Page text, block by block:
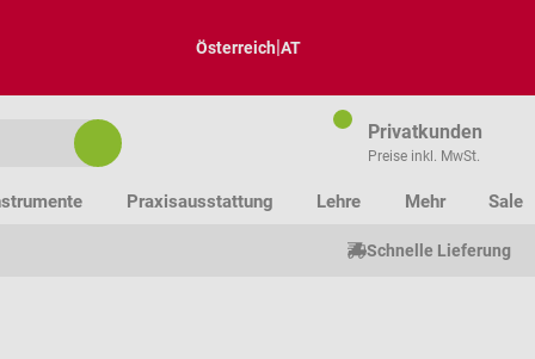
Österreich|AT
Privatkunden
Preise inkl. MwSt.
Praxisausstattung Lehre Mehr Sale
Schnelle Lieferung